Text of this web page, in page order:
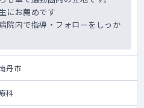
にお薦めです
院内で指導・フォローをしっか
丹市
科